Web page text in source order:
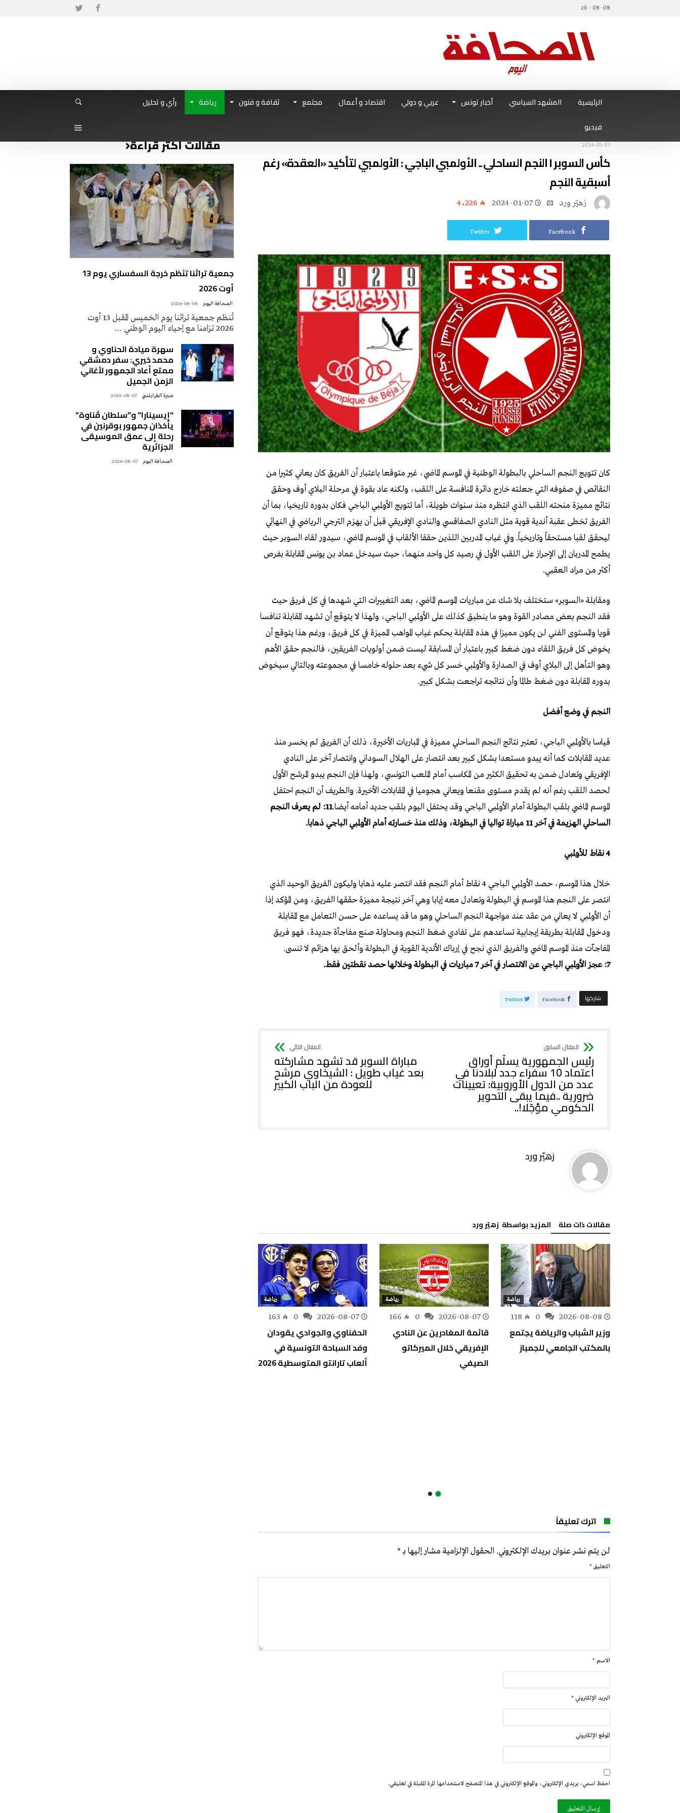
08- 08 - 26
الرئيسية المشهد السياسي أخبار تونس عربي و دولي اقتصاد و أعمال مجتمع ثقافة و فنون رياضة
رأي و تحليل
فيديو
2024-01-07
كأس السوبر l النجم الساحلي ـ الأولمبي الباجي : الأولمبي لتأكيد «العقدة» رغم
أسبقية النجم
زهيّر‭ ‬ورد 2024-01-07 4٬226
Facebook
Twitter
كان تتويج النجم الساحلي بالبطولة الوطنية في الموسم الماضي، غير متوقعا باعتبار أن الفريق كان يعاني كثيرا من
النقائص في صفوفه التي جعلته خارج دائرة المنافسة على اللقب، ولكنه عاد بقوة في مرحلة البلاي أوف وحقق
نتائج مميزة منحته اللقب الذي انتظره منذ سنوات طويلة، أما تتويج الأولمبي الباجي فكان بدوره تاريخيا، بما أن
الفريق تخطى عقبة أندية قوية مثل النادي الصفاقسي والنادي الإفريقي قبل أن يهزم الترجي الرياضي في النهائي
ليحقق لقبا مستحقاً وتاريخياً. وفي غياب المدربين اللذين حققا الألقاب في الموسم الماضي، سيدور لقاء السوبر حيث
يطمح المدربان إلى الإحراز على اللقب الأول في رصيد كل واحد منهما، حيث سيدخل عماد بن يونس المقابلة بفرص
أكثر من مراد العقبي.
ومقابلة «السوبر» ستختلف بلا شك عن مباريات الموسم الماضي، بعد التغييرات التي شهدها في كل فريق حيث
فقد النجم بعض مصادر القوة وهو ما ينطبق كذلك على الأولمبي الباجي، ولهذا لا يتوقع أن تشهد المقابلة تنافسا
قويا والمستوى الفني لن يكون مميزا في هذه المقابلة بحكم غياب المواهب المميزة في كل فريق، ورغم هذا يتوقع أن
يخوض كل فريق اللقاء دون ضغط كبير باعتبار أن المسابقة ليست ضمن أولويات الفريقين، فالنجم حقق الأهم
وهو التأهل إلى البلاي أوف في الصدارة والأولمبي خسر كل شيء بعد حلوله خامسا في مجموعته وبالتالي سيخوض
بدوره المقابلة دون ضغط طالما وأن نتائجه تراجعت بشكل كبير.
النجم في وضع أفضل
قياسا بالأولمبي الباجي، تعتبر نتائج النجم الساحلي مميزة في المباريات الأخيرة، ذلك أن الفريق لم يخسر منذ
عديد المقابلات كما أنه يبدو مستعدا بشكل كبير بعد انتصار على الهلال السوداني وانتصار آخر على النادي
الإفريقي وتعادل ضمن به تحقيق الكثير من المكاسب أمام الملعب التونسي، ولهذا فإن النجم يبدو المرشح الأول
لحصد اللقب رغم أنه لم يقدم مستوى مقنعا ويعاني هجوميا في المقابلات الأخيرة. والطريف أن النجم احتفل
الموسم الماضي بلقب البطولة أمام الأولمبي الباجي وقد يحتفل اليوم بلقب جديد أمامه أيضا.
11: لم يعرف النجم
الساحلي الهزيمة في آخر 11 مباراة تواليا في البطولة، وذلك منذ خسارته أمام الأولمبي الباجي ذهابا.
4 نقاط للأولمبي
خلال هذا الموسم، حصد الأولمبي الباجي 4 نقاط أمام النجم فقد انتصر عليه ذهابا وليكون الفريق الوحيد الذي
انتصر على النجم هذا الموسم في البطولة وتعادل معه إيابا وهي آخر نتيجة مميزة حققها الفريق، ومن المؤكد إذا
أن الأولمبي لا يعاني من عقد عند مواجهة النجم الساحلي وهو ما قد يساعده على حسن التعامل مع المقابلة
ودخول المقابلة بطريقة إيجابية تساعدهم على تفادي ضغط النجم ومحاولة صنع مفاجأة جديدة، فهو فريق
المفاجآت منذ الموسم الماضي والفريق الذي نجح في إرباك الأندية القوية في البطولة وألحق بها هزائم لا تنسى.
7: عجز الأولمبي الباجي عن الانتصار في آخر 7 مباريات في البطولة وخلالها حصد نقطتين فقط.
‫‫ شاركها‬ Facebook
Twitter
‬الحكومي‭ ‬مؤجّلا‭..!‬
مباراة السوبر قد تشهد مشاركته
بعد غياب طويل : الشيخاوي مرشح
للعودة من الباب الكبير
زهيّر‭ ‬ورد
‫مقالات ذات صلة‬ ‫‫المزيد بواسطة‬ ‬ زهيّر‭ ‬ورد
رياضة
2026-08-08
118
وزير الشباب والرياضة يجتمع
بالمكتب الجامعي للجمباز
رياضة
2026-08-07
166
قائمة المغادرين عن النادي
الإفريقي خلال الميركاتو
الصيفي
رياضة
2026-08-07
163
الحفناوي والجوادي يقودان
وفد السباحة التونسية في
ألعاب تارانتو المتوسطية 2026
اترك تعليقاً
لن يتم نشر عنوان بريدك الإلكتروني. الحقول الإلزامية مشار إليها بـ*
التعليق *
الاسم *
البريد الإلكتروني *
الموقع الإلكتروني
احفظ اسمي، بريدي الإلكتروني، والموقع الإلكتروني في هذا المتصفح لاستخدامها المرة المقبلة في تعليقي.
مقالات أكثر قراءة
جمعية تراثنا تنَظم خرجة السفساري يوم 13
أوت 2026
2026-08-08
تُنظم جمعية تراثنا يوم الخميس المقبل 13 أوت
2026 تزامنا مع إحياء اليوم الوطني …
سهرة ميادة الحناوي و
محمد خيري: سفر دمشقي
ممتع أعاد الجمهور لأغاني
الزمن الجميل
صبرة الطرابلسي 2026-08-07
“إيسينارا” و”سلطان ڤناوة”
يأخذان جمهور بوقرنين في
رحلة إلى عمق الموسيقى
الجزائرية
2026-08-07